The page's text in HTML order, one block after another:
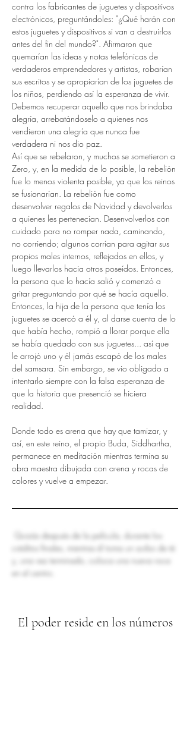
contra los fabricantes de juguetes y dispositivos
electrónicos, preguntándoles: "¿Qué harán con
estos juguetes y dispositivos si van a destruirlos
antes del fin del mundo?". Afirmaron que
quemarían las ideas y notas telefónicas de
verdaderos emprendedores y artistas, robarían
sus escritos y se apropiarían de los juguetes de
los niños, perdiendo así la esperanza de vivir.
Debemos recuperar aquello que nos brindaba
alegría, arrebatándoselo a quienes nos
vendieron una alegría que nunca fue
verdadera ni nos dio paz.
Así que se rebelaron, y muchos se sometieron a
Zero, y, en la medida de lo posible, la rebelión
fue lo menos violenta posible, ya que los reinos
se fusionarían. La rebelión fue como
desenvolver regalos de Navidad y devolverlos
a quienes les pertenecían. Desenvolverlos con
cuidado para no romper nada, caminando,
no corriendo; algunos corrían para agitar sus
propios males internos, reflejados en ellos, y
luego llevarlos hacia otros poseídos. Entonces,
la persona que lo hacía salió y comenzó a
gritar preguntando por qué se hacía aquello.
Entonces, la hija de la persona que tenía los
juguetes se acercó a él y, al darse cuenta de lo
que había hecho, rompió a llorar porque ella
se había quedado con sus juguetes... así que
le arrojó uno y él jamás escapó de los males
del samsara. Sin embargo, se vio obligado a
intentarlo siempre con la falsa esperanza de
que la historia que presenció se hiciera
realidad.
Donde todo es arena que hay que tamizar, y
así, en este reino, el propio Buda, Siddhartha,
permanece en meditación mientras termina su
obra maestra dibujada con arena y rocas de
colores y vuelve a empezar.
Quizás después de la película, durante los
créditos finales, mientras él toma un sorbo de té
y, una vez terminado, coloca una nueva roca
en el centro.
El poder reside en los números